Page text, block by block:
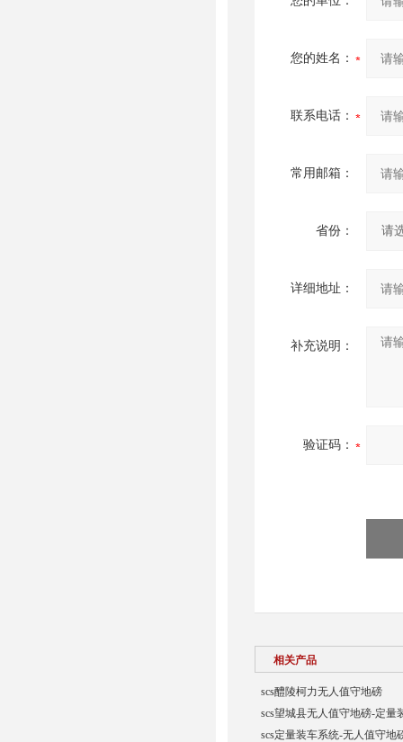
您的姓名：
联系电话：
常用邮箱：
省份：
详细地址：
补充说明：
验证码：
相关产品
scs醴陵柯力无人值守地磅
scs望城县无人值守地磅-定量
scs定量装车系统-无人值守地